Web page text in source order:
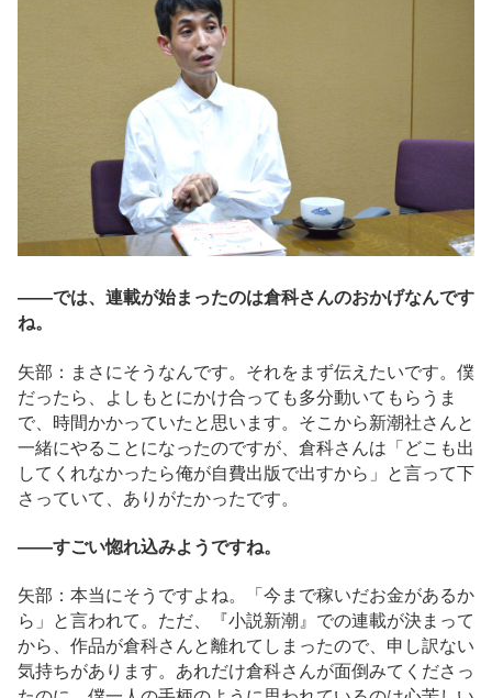
――では、連載が始まったのは倉科さんのおかげなんです
ね。
矢部：まさにそうなんです。それをまず伝えたいです。僕
だったら、よしもとにかけ合っても多分動いてもらうま
で、時間かかっていたと思います。そこから新潮社さんと
一緒にやることになったのですが、倉科さんは「どこも出
してくれなかったら俺が自費出版で出すから」と言って下
さっていて、ありがたかったです。
――すごい惚れ込みようですね。
矢部：本当にそうですよね。「今まで稼いだお金があるか
ら」と言われて。ただ、『小説新潮』での連載が決まって
から、作品が倉科さんと離れてしまったので、申し訳ない
気持ちがあります。あれだけ倉科さんが面倒みてくださっ